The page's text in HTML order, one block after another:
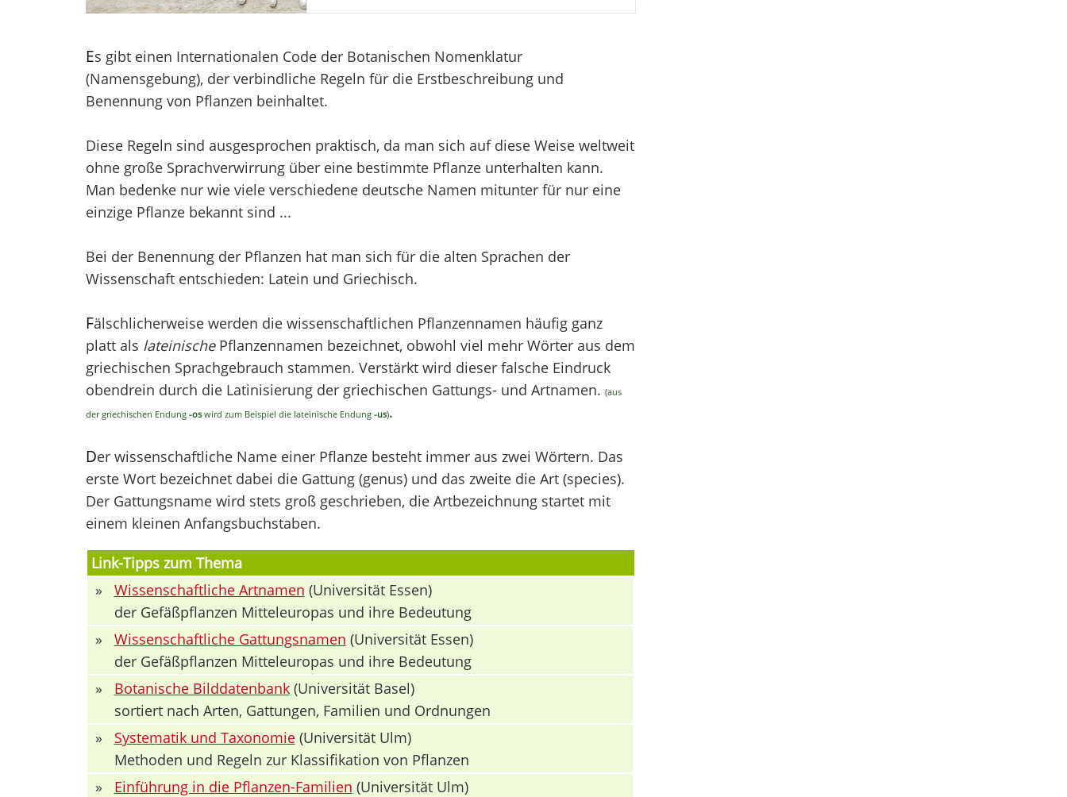
Es gibt einen Internationalen Code der Botanischen Nomenklatur
(Namensgebung), der verbindliche Regeln für die Erstbeschreibung und
Benennung von Pflanzen beinhaltet.
Diese Regeln sind ausgesprochen praktisch, da man sich auf diese Weise weltweit
ohne große Sprachverwirrung über eine bestimmte Pflanze unterhalten kann.
Man bedenke nur wie viele verschiedene deutsche Namen mitunter für nur eine
einzige Pflanze bekannt sind ...
Bei der Benennung der Pflanzen hat man sich für die alten Sprachen der
Wissenschaft entschieden: Latein und Griechisch.
Fälschlicherweise werden die wissenschaftlichen Pflanzennamen häufig ganz
platt als lateinischePflanzennamen bezeichnet, obwohl viel mehr Wörter aus dem
griechischen Sprachgebrauch stammen. Verstärkt wird dieser falsche Eindruck
obendrein durch die Latinisierung der griechischen Gattungs- und Artnamen. (aus
der griechischen Endung -oswird zum Beispiel die lateinische Endung -us).
Der wissenschaftliche Name einer Pflanze besteht immer aus zwei Wörtern. Das
erste Wort bezeichnet dabei die Gattung (genus) und das zweite die Art (species).
Der Gattungsname wird stets groß geschrieben, die Artbezeichnung startet mit
einem kleinen Anfangsbuchstaben.
Link-Tipps zum Thema
»
Wissenschaftliche Artnamen (Universität Essen)
der Gefäßpflanzen Mitteleuropas und ihre Bedeutung
»
Wissenschaftliche Gattungsnamen (Universität Essen)
der Gefäßpflanzen Mitteleuropas und ihre Bedeutung
»
Botanische Bilddatenbank(Universität Basel)
sortiert nach Arten, Gattungen, Familien und Ordnungen
»
Systematik und Taxonomie(Universität Ulm)
Methoden und Regeln zur Klassifikation von Pflanzen
»
Einführung in die Pflanzen-Familien (Universität Ulm)